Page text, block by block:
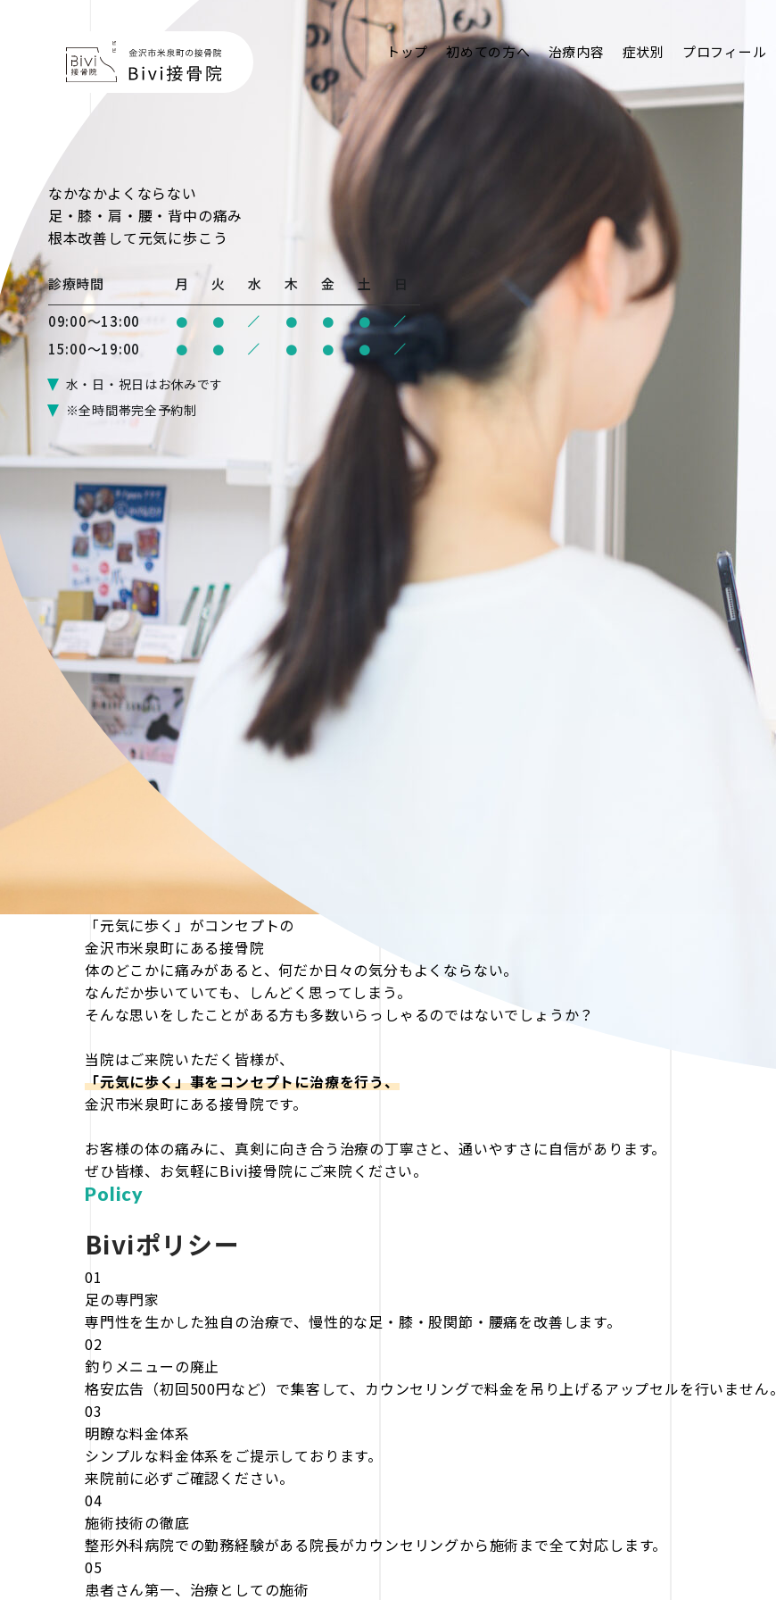
トップ 初めての方へ 治療内容 症状別 プロフィール
なかなかよくならない
足・膝・肩・腰・背中の痛み
根本改善 して元気に歩こう
診療時間 月 火 水 木 金 土
日
09:00〜13:00
● ● / ● ● ● /
15:00〜19:00 ● ● / ● ● ● /
水・日・祝日はお休みです
※全時間帯完全予約制
「元気に歩く」がコンセプトの
金沢市米泉町にある接骨院
体のどこかに痛みがあると、何だか日々の気分もよくならない。
なんだか歩いていても、しんどく思ってしまう。
そんな思いをしたことがある方も多数いらっしゃるのではないでしょうか？
当院はご来院いただく皆様が、
「元気に歩く」事をコンセプトに治療を行う、
金沢市米泉町にある接骨院です。
お客様の体の痛みに、真剣に向き合う治療の丁寧さと、通いやすさに自信があります。
ぜひ皆様、お気軽にBivi接骨院にご来院ください。
Policy
Biviポリシー
01
足の専門家
専門性を生かした独自の治療で、慢性的な足・膝・股関節・腰痛を改善します。
02
釣りメニューの廃止
格安広告（初回500円など）で集客して、カウンセリングで料金を吊り上げるアップセルを行いません。
03
明瞭な料金体系
シンプルな料金体系をご提示しております。
来院前に必ずご確認ください。
04
施術技術の徹底
整形外科病院での勤務経験がある院長がカウンセリングから施術まで全て対応します。
05
患者さん第一、治療としての施術